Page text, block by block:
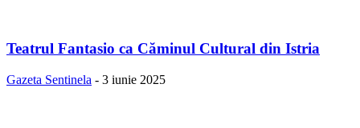
Teatrul Fantasio ca Căminul Cultural din Istria
Gazeta Sentinela - 3 iunie 2025